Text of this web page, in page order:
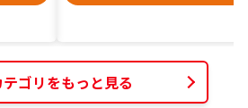
テゴリをもっと見る